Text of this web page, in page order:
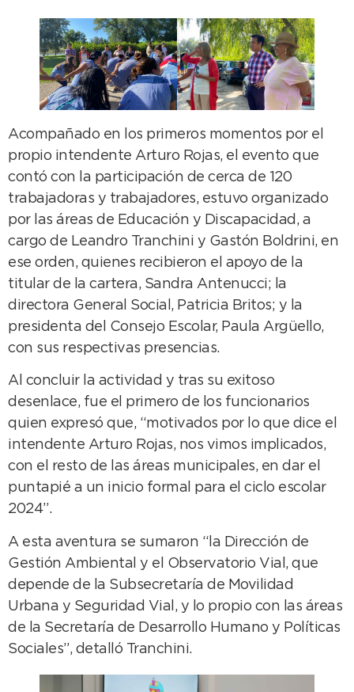
Acompañado en los primeros momentos por el
propio intendente Arturo Rojas, el evento que
contó con la participación de cerca de 120
trabajadoras y trabajadores, estuvo organizado
por las áreas de Educación y Discapacidad, a
cargo de Leandro Tranchini y Gastón Boldrini, en
ese orden, quienes recibieron el apoyo de la
titular de la cartera, Sandra Antenucci; la
directora General Social, Patricia Britos; y la
presidenta del Consejo Escolar, Paula Argüello,
con sus respectivas presencias.
Al concluir la actividad y tras su exitoso
desenlace, fue el primero de los funcionarios
quien expresó que, “motivados por lo que dice el
intendente Arturo Rojas, nos vimos implicados,
con el resto de las áreas municipales, en dar el
puntapié a un inicio formal para el ciclo escolar
2024”.
A esta aventura se sumaron “la Dirección de
Gestión Ambiental y el Observatorio Vial, que
depende de la Subsecretaría de Movilidad
Urbana y Seguridad Vial, y lo propio con las áreas
de la Secretaría de Desarrollo Humano y Políticas
Sociales”, detalló Tranchini.